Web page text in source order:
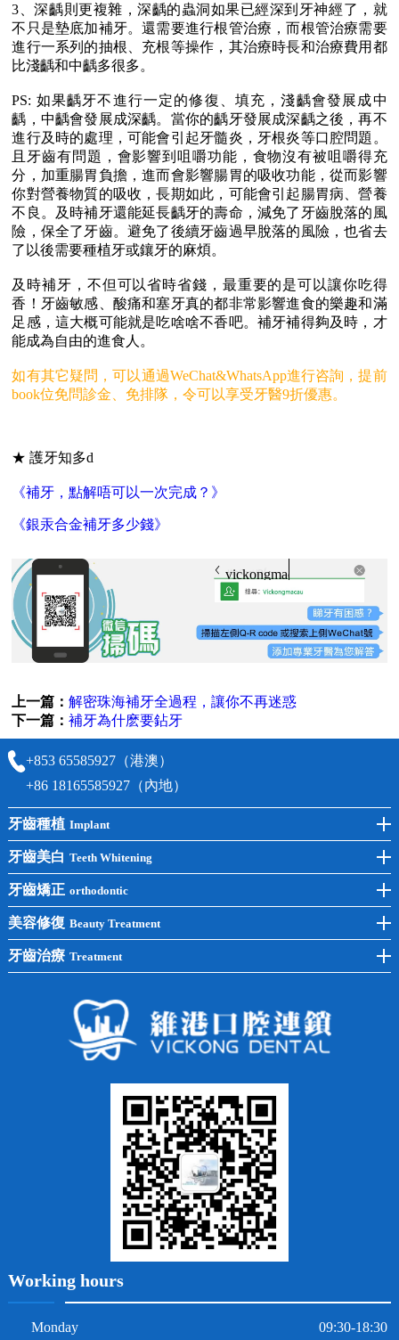
3、深齲則更複雜，深齲的蟲洞如果已經深到牙神經了，就
不只是墊底加補牙。還需要進行根管治療，而根管治療需要
進行一系列的抽根、充根等操作，其治療時長和治療費用都
比淺齲和中齲多很多。
PS: 如果齲牙不進行一定的修復、填充，淺齲會發展成中
齲，中齲會發展成深齲。當你的齲牙發展成深齲之後，再不
進行及時的處理，可能會引起牙髓炎，牙根炎等口腔問題。
且牙齒有問題，會影響到咀嚼功能，食物沒有被咀嚼得充
分，加重腸胃負擔，進而會影響腸胃的吸收功能，從而影響
你對營養物質的吸收，長期如此，可能會引起腸胃病、營養
不良。及時補牙還能延長齲牙的壽命，減免了牙齒脫落的風
險，保全了牙齒。避免了後續牙齒過早脫落的風險，也省去
了以後需要種植牙或鑲牙的麻煩。
及時補牙，不但可以省時省錢，最重要的是可以讓你吃得
香！牙齒敏感、酸痛和塞牙真的都非常影響進食的樂趣和滿
足感，這大概可能就是吃啥啥不香吧。補牙補得夠及時，才
能成為自由的進食人。
如有其它疑問，可以通過WeChat&WhatsApp進行咨詢，提前
book位免問診金、免排隊，令可以享受牙醫9折優惠。
★ 護牙知多d
《補牙，點解唔可以一次完成？》
《銀汞合金補牙多少錢》
vickongmacau
上一篇：解密珠海補牙全過程，讓你不再迷惑
下一篇：補牙為什麽要鉆牙
+853 65585927（港澳）
+86 18165585927（內地）
牙齒種植 Implant
前牙種植
後牙種植
單顆種植
半口種植
全口種植
牙齒美白 Teeth Whitening
冷光美白
洗牙
黃黑牙
常見問題
牙齒矯正 orthodontic
牙齒矯正
兒童矯正
牙列不齊
美容修復 Beauty Treatment
全瓷牙
牙齒治療 Treatment
牙齦出血
Working hours
Monday 09:30-18:30